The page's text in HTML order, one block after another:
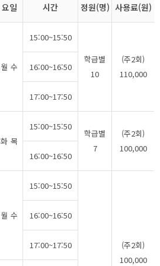
요일 시간 정원(명) 사용료(원)
월 수
15:00~15:50
학급별
10
(주2회)
110,000
16:00~16:50
17:00~17:50
화 목
15:00~15:50
학급별
7
(주2회)
100,000
16:00~16:50
월 수
15:00~15:50
(주2회)
100,000
16:00~16:50
17:00~17:50